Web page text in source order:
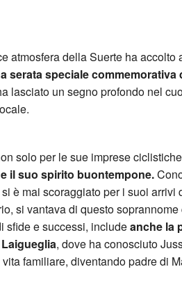
atmosfera della Suerte ha accolto
serata speciale
lasciato un segno profondo nel
solo per le sue imprese
il suo spirito buontempone.
è mai scoraggiato per i suoi arrivi
si vantava di questo
sfide e successi, includeanche la
, dove ha conosciuto
familiare, diventando padre di